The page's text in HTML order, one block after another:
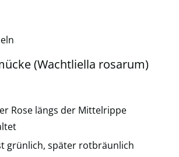
(Wachtliella rosarum)
Rose längs der Mittelrippe
grünlich, später rotbräunlich